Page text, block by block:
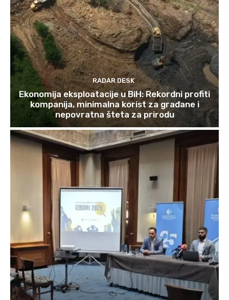
RADAR DESK
Ekonomija eksploatacije u BiH: Rekordni profiti
kompanija, minimalna korist za građane i
nepovratna šteta za prirodu